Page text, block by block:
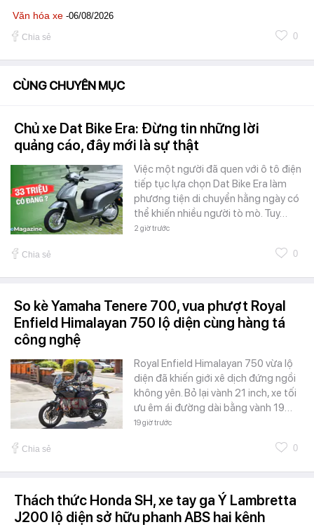
Văn hóa xe -06/08/2026
Chia sẻ 0
CÙNG CHUYÊN MỤC
Chủ xe Dat Bike Era: Đừng tin những lời
quảng cáo, đây mới là sự thật
Việc một người đã quen với ô tô điện
tiếp tục lựa chọn Dat Bike Era làm
phương tiện di chuyển hằng ngày có
thể khiến nhiều người tò mò. Tuy…
2 giờ trước
Chia sẻ 0
So kè Yamaha Tenere 700, vua phượt Royal
Enfield Himalayan 750 lộ diện cùng hàng tá
công nghệ
Royal Enfield Himalayan 750 vừa lộ
diện đã khiến giới xê dịch đứng ngồi
không yên. Bỏ lại vành 21 inch, xe tối
ưu êm ái đường dài bằng vành 19…
19 giờ trước
Chia sẻ 0
Thách thức Honda SH, xe tay ga Ý Lambretta
J200 lộ diện sở hữu phanh ABS hai kênh